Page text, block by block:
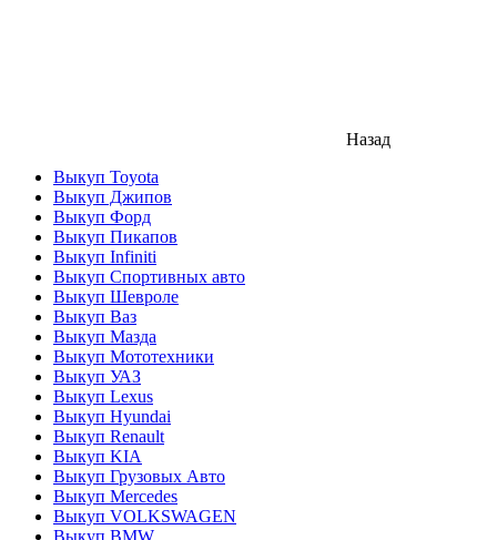
Назад
Выкуп Toyota
Выкуп Джипов
Выкуп Форд
Выкуп Пикапов
Выкуп Infiniti
Выкуп Спортивных авто
Выкуп Шевроле
Выкуп Ваз
Выкуп Мазда
Выкуп Мототехники
Выкуп УАЗ
Выкуп Lexus
Выкуп Hyundai
Выкуп Renault
Выкуп KIA
Выкуп Грузовых Авто
Выкуп Mercedes
Выкуп VOLKSWAGEN
Выкуп BMW